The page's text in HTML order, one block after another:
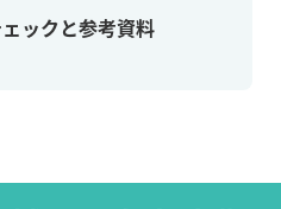
ックと参考資料